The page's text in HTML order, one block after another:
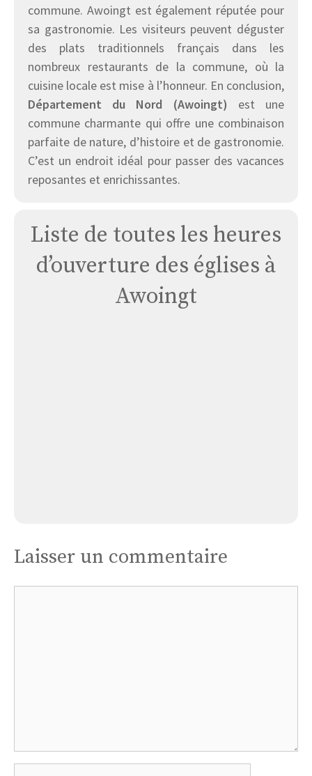
commune. Awoingt est également réputée pour
sa gastronomie. Les visiteurs peuvent déguster
des plats traditionnels français dans les
nombreux restaurants de la commune, où la
cuisine locale est mise à l’honneur. En conclusion,
Département du Nord (Awoingt) est une
commune charmante qui offre une combinaison
parfaite de nature, d’histoire et de gastronomie.
C’est un endroit idéal pour passer des vacances
reposantes et enrichissantes.
Liste de toutes les heures
d’ouverture des églises à
Awoingt
Laisser un commentaire